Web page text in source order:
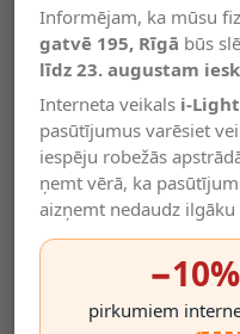
Salīdzināt
Vēlmju
saraksts
Informējam, ka mūsu
gatvē 195, Rīgā būs
līdz 23. augustam
Interneta veikals i-
pasūtījumus varēsiet
iespēju robežās
ņemt vērā, ka
aizņemt nedaudz
pirkumiem